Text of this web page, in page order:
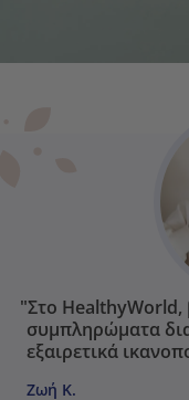
"Στο HealthyWorld,
συμπληρώματα
εξαιρετικά
Ζωή Κ.